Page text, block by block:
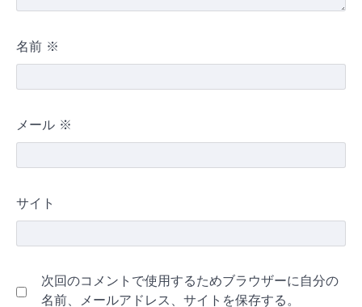
名前 ※
メール ※
サイト
次回のコメントで使用するためブラウザーに自分の
名前、メールアドレス、サイトを保存する。